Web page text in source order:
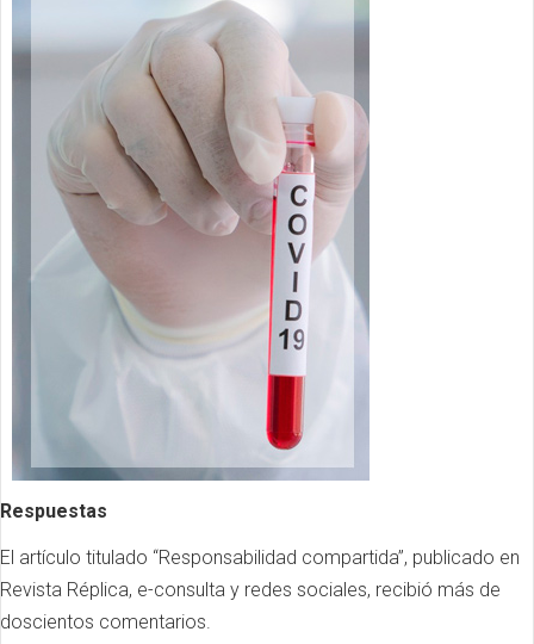
Respuestas
El artículo titulado “Responsabilidad compartida”, publicado en
Revista Réplica, e-consulta y redes sociales, recibió más de
doscientos comentarios.